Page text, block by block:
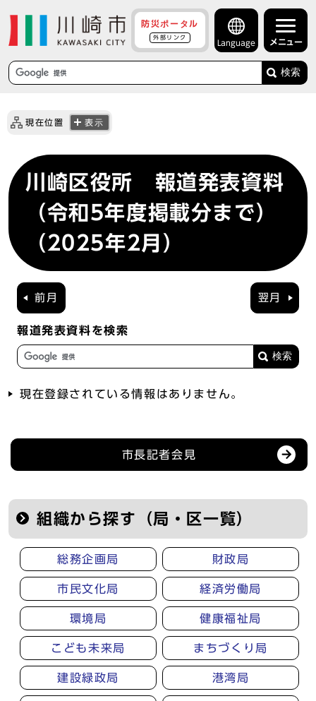
防災ポータル
外部リンク
Language メニュー
検索
現在位置 表示
川崎区役所 報道発表資料
（令和5年度掲載分まで）
（2025年2月）
前月 翌月
報道発表資料を検索
現在登録されている情報はありません。
市長記者会見
組織から探す（局・区一覧）
総務企画局 財政局
市民文化局 経済労働局
環境局 健康福祉局
こども未来局 まちづくり局
建設緑政局 港湾局